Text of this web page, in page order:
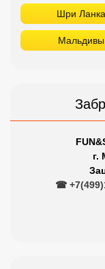
Шри Ланка
Мальдивы
г.
☎